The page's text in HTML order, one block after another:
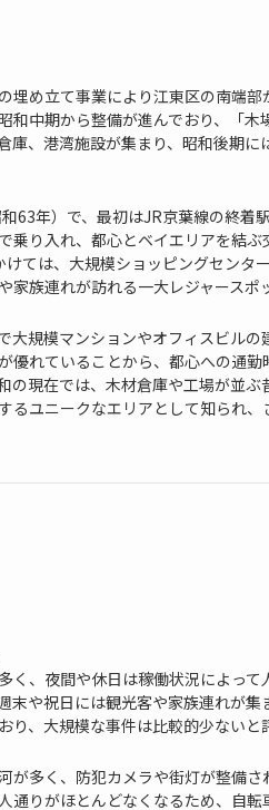
埋め立て事業により江東区の南端
和中期から整備が進んでおり、「
庫、港湾施設が集まり、昭和後期
63年）で、最初はJR京葉線の終着
乗り入れ、都心とベイエリアを結
ては、大規模ショッピングセンタ
族連れが訪れる一大レジャースポ
大規模マンションやオフィスビル
優れていることから、都心への通
の現在では、木材倉庫や工場が並
るユニークなエリアとして知られ
く、夜間や休日は稼働状況によっ
末や祝日には観光客や家族連れが
、大規模な事件は比較的少ないと
が多く、防犯カメラや街灯が整備
通りがほとんどなくなるため、自